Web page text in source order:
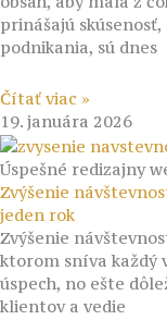
prinášajú
podnikania, sú dnes
Čítať viac »
19. januára 2026
Úspešné redizajny
Zvýšenie
jeden rok
Zvýšenie
ktorom sníva každý
úspech, no ešte
klientov a vedie